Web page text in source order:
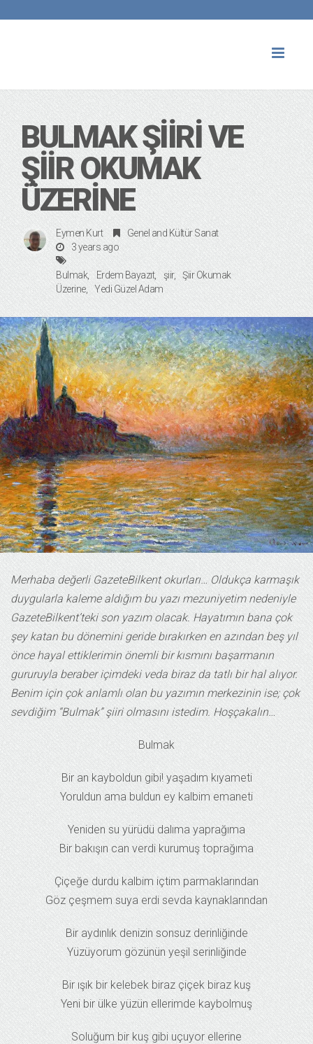
BULMAK ŞIIRI VE
ŞIIR OKUMAK
ÜZERINE
Eymen Kurt Genel and Kültür Sanat
3 years ago
Bulmak Erdem Bayazıt şiir
Şiir Okumak
Üzerine
Yedi Güzel Adam
Merhaba değerli GazeteBilkent okurları… Oldukça karmaşık
duygularla kaleme aldığım bu yazı mezuniyetim nedeniyle
GazeteBilkent’teki son yazım olacak. Hayatımın bana çok
şey katan bu dönemini geride bırakırken en azından beş yıl
önce hayal ettiklerimin önemli bir kısmını başarmanın
gururuyla beraber içimdeki veda biraz da tatlı bir hal alıyor.
Benim için çok anlamlı olan bu yazımın merkezinin ise; çok
sevdiğim “Bulmak” şiiri olmasını istedim. Hoşçakalın…
Bulmak
Bir an kayboldun gibi! yaşadım kıyameti
Yoruldun ama buldun ey kalbim emaneti
Yeniden su yürüdü dalıma yaprağıma
Bir bakışın can verdi kurumuş toprağıma
Çiçeğe durdu kalbim içtim parmaklarından
Göz çeşmem suya erdi sevda kaynaklarından
Bir aydınlık denizin sonsuz derinliğinde
Yüzüyorum gözünün yeşil serinliğinde
Bir ışık bir kelebek biraz çiçek biraz kuş
Yeni bir ülke yüzün ellerimde kaybolmuş
Soluğum bir kuş gibi uçuyor ellerine